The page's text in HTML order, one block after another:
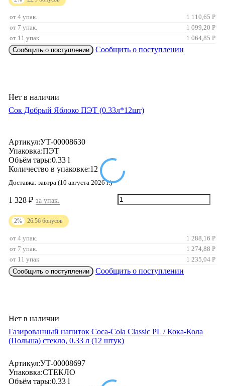
от 4 упак. 1 110,65 Р
от 7 упак.
1 099,20 Р
от 11 упак
1 064,85 Р
Сообщить о поступлении
Сообщить о поступлении
Нет в наличии
Сок Добрый Яблоко ПЭТ (0.33л*12шт)
Артикул:УТ-00008630
Упаковка:ПЭТ
Объём тары:0.33 l
Количество в упаковке:12
Доставка: завтра (10 августа 2026 г.)
1 328 ₽ за упак.
2% 26.56 бонусов
от 4 упак. 1 288,16 Р
от 7 упак.
1 274,88 Р
от 11 упак
1 235,04 Р
Сообщить о поступлении
Сообщить о поступлении
Нет в наличии
Газированный напиток Coca-Cola Classic PL / Кока-Кола
(Польша) стекло, 0.33 л (12 штук)
Артикул:УТ-00008697
Упаковка:СТЕКЛО
Объём тары:0.33 l